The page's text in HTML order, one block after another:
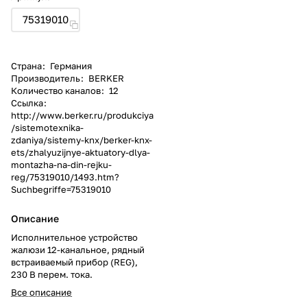
75319010
Страна: Германия
Производитель: BERKER
Количество каналов: 12
Ссылка:
http://www.berker.ru/produkciya
/sistemotexnika-
zdaniya/sistemy-knx/berker-knx-
ets/zhalyuzijnye-aktuatory-dlya-
montazha-na-din-rejku-
reg/75319010/1493.htm?
Suchbegriffe=75319010
Описание
Исполнительное устройство
жалюзи 12-канальное, рядный
встраиваемый прибор (REG),
230 В перем. тока.
Все описание